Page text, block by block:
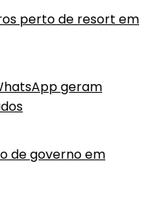
perto de resort em
geram
de governo em